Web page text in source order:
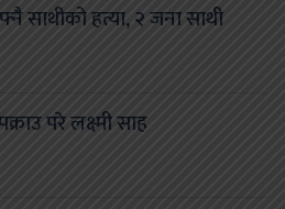
साथीको हत्या, २ जना साथी
परे लक्ष्मी साह